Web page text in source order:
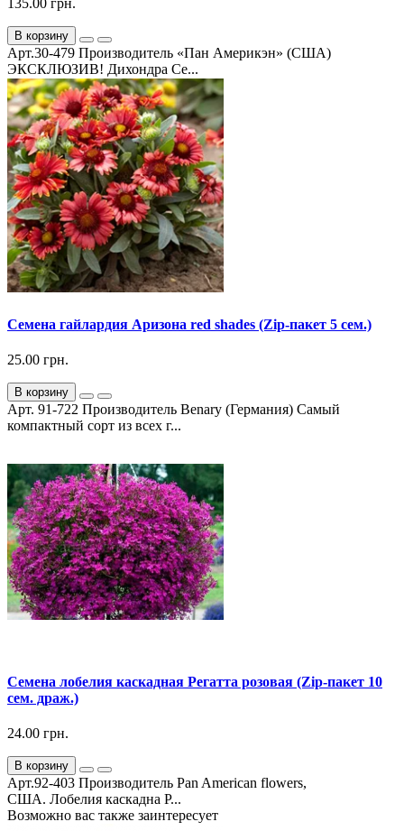
В корзину
Арт.30-479 Производитель «Пан Америкэн» (США)
ЭКСКЛЮЗИВ! Дихондра Се...
Семена гайлардия Аризона red shades (Zip-пакет 5 сем.)
25.00 грн.
В корзину
Арт. 91-722 Производитель Benary (Германия) Самый
компактный сорт из всех г...
Семена лобелия каскадная Регатта розовая (Zip-пакет 10
сем. драж.)
24.00 грн.
В корзину
Арт.92-403 Производитель Pan American flowers,
США. Лобелия каскадна Р...
Возможно вас также заинтересует